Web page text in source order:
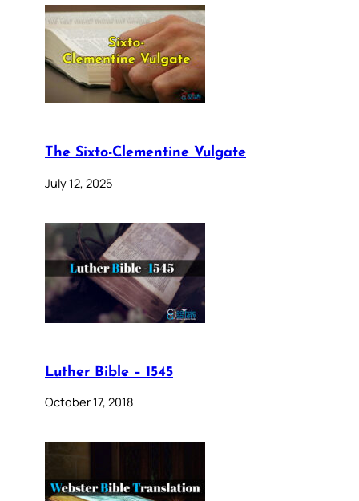
The Sixto-Clementine Vulgate
July 12, 2025
Luther Bible – 1545
October 17, 2018